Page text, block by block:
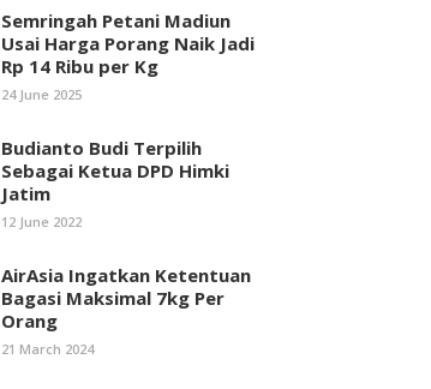
Semringah Petani Madiun
Usai Harga Porang Naik Jadi
Rp 14 Ribu per Kg
24 June 2025
Budianto Budi Terpilih
Sebagai Ketua DPD Himki
Jatim
12 June 2022
AirAsia Ingatkan Ketentuan
Bagasi Maksimal 7kg Per
Orang
21 March 2024